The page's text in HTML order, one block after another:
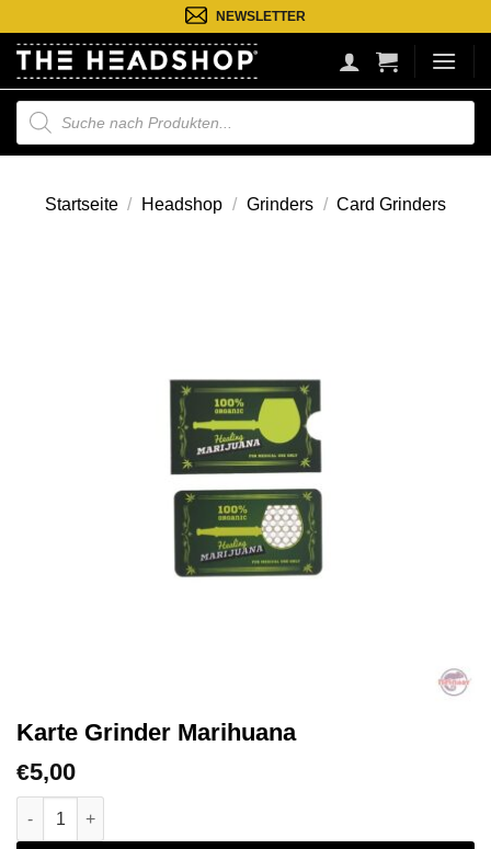
Inhalt
springen
NEWSLETTER
Suche
nach
Produkten
Startseite / Headshop / Grinders / Card Grinders
Karte Grinder Marihuana
€5,00
Card Grinder Marijuana Menge